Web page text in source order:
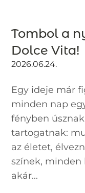
Tombol a
Dolce Vita!
2026.06.24.
Egy ideje már
minden nap
fényben
tartogatnak:
az életet,
színek, minden
akár...